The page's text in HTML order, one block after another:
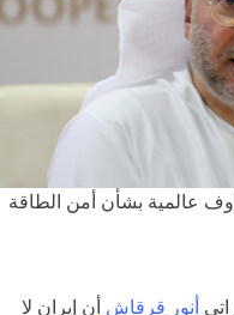
عالمية بشأن أمن الطاقة
أنور قرقاش أن إيران لا